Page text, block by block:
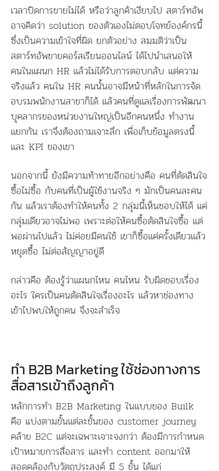
เวลาปิดการขายไม่ได้ หรือว่าลูกค้าเงียบไป สตาร์ทอัพ
อาจคิดว่า solution ของตัวเองไม่ตอบโจทย์องค์กรนี้
ซึ่งเป็นความเข้าใจที่ผิด ยกตัวอย่าง สมมติว่าเป็น
สตาร์ทอัพขายคอร์สเรียนออนไลน์ ได้ไปนำเสนอให้
คนในแผนก HR แล้วไม่ได้รับการตอบกลับ แต่ความ
จริงแล้ว คนใน HR คนนั้นอาจมีหน้าที่หลักในการจัด
อบรมพนักงานสาขาก็ได้ แล้วคนที่ดูแลเรื่องการพัฒนา
บุคลากรของหน่วยงานใหญ่เป็นอีกคนหนึ่ง ทำงาน
แยกกัน เราจึงต้องถามเจาะลึก เพื่อเก็บข้อมูลตรงนี้
และ KPI ของเขา
นอกจากนี้ ยังมีความท้าทายอีกอย่างคือ คนที่ตัดสินใจ
ซื้อไม่ซื้อ กับคนที่เป็นผู้ใช้งานจริง ๆ มักเป็นคนละคน
กัน แล้วเราต้องทำให้คนทั้ง 2 กลุ่มนี้เห็นชอบให้ได้ แค่
กลุ่มเดียวอาจไม่พอ เพราะต่อให้คนซื้อตัดสินใจซื้อ แต่
พอผ่านไปแล้ว ไม่ค่อยมีคนใช้ เขาก็ซื้อแค่ครั้งเดียวแล้ว
หยุดซื้อ ไม่ต่อสัญญาอยู่ดี
กล่าวคือ ต้องรู้ว่าแผนกไหน คนไหน รับผิดชอบเรื่อง
อะไร ใครเป็นคนตัดสินใจเรื่องอะไร แล้วหาช่องทาง
เข้าไปพบให้ถูกคน จึงจะสำเร็จ
ทำ B2B Marketing ใช้ช่องทางการ
สื่อสารเข้าถึงลูกค้า
หลักการทำ B2B Marketing ในแบบของ Builk
คือ แบ่งตามขั้นแต่ละขั้นของ customer journey
คล้าย B2C แต่จะเฉพาะเจาะจงกว่า ต้องมีการกำหนด
เป้าหมายการสื่อสาร และทำ content ออกมาให้
สอดคล้องกับวัตถุประสงค์ มี 5 ขั้น ได้แก่